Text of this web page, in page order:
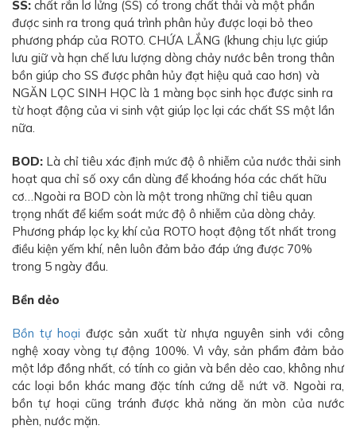
SS: chất rắn lơ lửng (SS) có trong chất thải và một phần
được sinh ra trong quá trình phân hủy được loại bỏ theo
phương pháp của ROTO. CHỨA LẮNG (khung chịu lực giúp
lưu giữ và hạn chế lưu lượng dòng chảy nước bên trong thân
bồn giúp cho SS được phân hủy đạt hiệu quả cao hơn) và
NGĂN LỌC SINH HỌC là 1 màng bọc sinh học được sinh ra
từ hoạt động của vi sinh vật giúp lọc lại các chất SS một lần
nữa.
BOD: Là chỉ tiêu xác định mức độ ô nhiễm của nước thải sinh
hoạt qua chỉ số oxy cần dùng để khoáng hóa các chất hữu
cơ…Ngoài ra BOD còn là một trong những chỉ tiêu quan
trọng nhất để kiểm soát mức độ ô nhiễm của dòng chảy.
Phương pháp lọc kỵ khí của ROTO hoạt động tốt nhất trong
điều kiện yếm khí, nên luôn đảm bảo đáp ứng được 70%
trong 5 ngày đầu.
Bền dẻo
Bồn tự hoại được sản xuất từ nhựa nguyên sinh với công
nghệ xoay vòng tự động 100%. Vì vây, sản phẩm đảm bảo
một lớp đồng nhất, có tính co giản và bền dẻo cao, không như
các loại bồn khác mang đặc tính cứng dễ nứt vỡ. Ngoài ra,
bồn tự hoại cũng tránh được khả năng ăn mòn của nước
phèn, nước mặn.